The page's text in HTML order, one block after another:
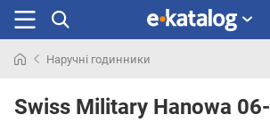
раніше
Наручні годинники
Swiss Military Hanowa 06-